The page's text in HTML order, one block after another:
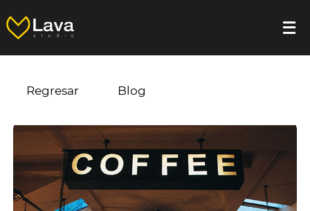
Regresar Blog